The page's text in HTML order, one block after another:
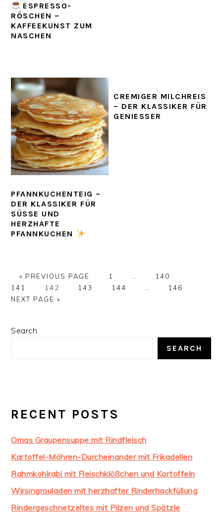
ESPRESSO-
RÖSCHEN –
KAFFEEKUNST ZUM
NASCHEN
PFANNKUCHENTEIG –
DER KLASSIKER FÜR
SÜSSE UND H
ERZHAFTE P
FANNKUCHEN
CREMIGER MILCHREIS
– DER KLASSIKER FÜR
GENIESSER
« GO
PREVIOUS PAGE PAGE
1 PAGE
140
141
PAGE
142 PAGE
143 PAGE
144 PAGE
146
NEXT PAGE »
PRIMARY
Search
SEARCH
RECENT POSTS
Omas Graupensuppe mit Rindfleisch
Kartoffel-Möhren-Durcheinander mit Frikadellen
Rahmkohlrabi mit Fleischklößchen und Kartoffeln
Wirsingrouladen mit herzhafter Rinderhackfüllung
Rindergeschnetzeltes mit Pilzen und Spätzle